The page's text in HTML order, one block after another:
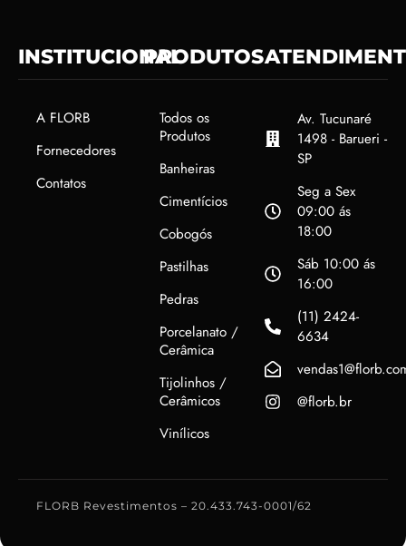
INSTITUCIONAL
A FLORB
Fornecedores
Contatos
PRODUTOS
Todos os
Produtos
Banheiras
Cimentícios
Cobogós
Pastilhas
Pedras
Porcelanato /
Cerâmica
Tijolinhos /
Cerâmicos
Vinílicos
Av. Tucunaré
1498 - Barueri -
SP
Seg a Sex
09:00 ás
18:00
Sáb 10:00 ás
16:00
(11) 2424-
6634
@florb.br
FLORB Revestimentos – 20.433.743-0001/62